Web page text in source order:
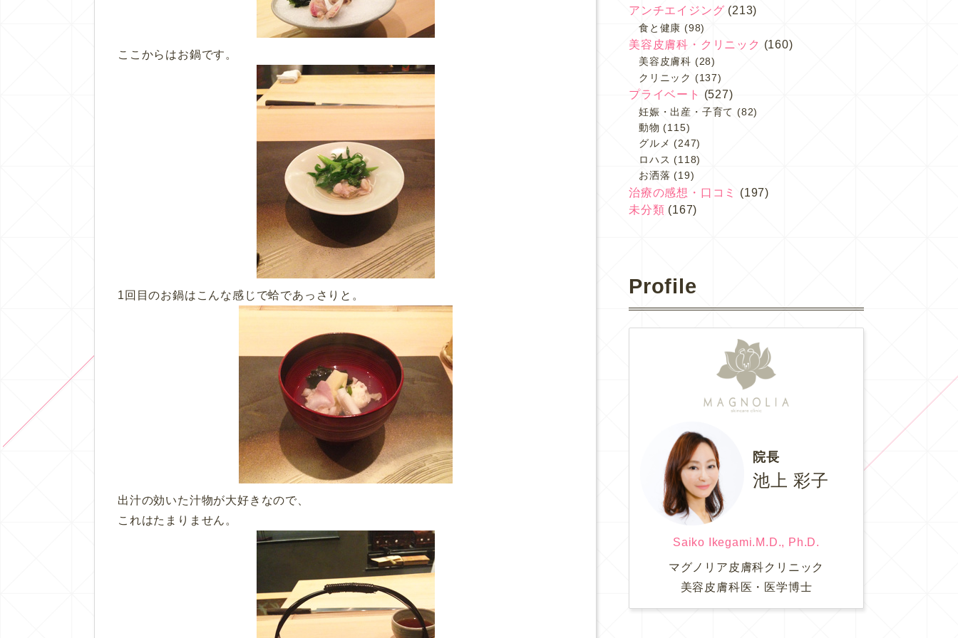
ここからはお鍋です。
1回目のお鍋はこんな感じで蛤であっさりと。
出汁の効いた汁物が大好きなので、
これはたまりません。
アンチエイジング (213)
食と健康 (98)
美容皮膚科・クリニック (160)
美容皮膚科 (28)
クリニック (137)
プライベート (527)
妊娠・出産・子育て (82)
動物 (115)
グルメ (247)
ロハス (118)
お洒落 (19)
治療の感想・口コミ
(197)
未分類 (167)
Profile
院長
池上 彩子
Saiko Ikegami.M.D., Ph.D.
マグノリア皮膚科クリニック
美容皮膚科医・医学博士